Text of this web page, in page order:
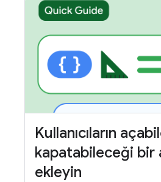
Kullanıcıların
kapatabileceği bir
ekleyin